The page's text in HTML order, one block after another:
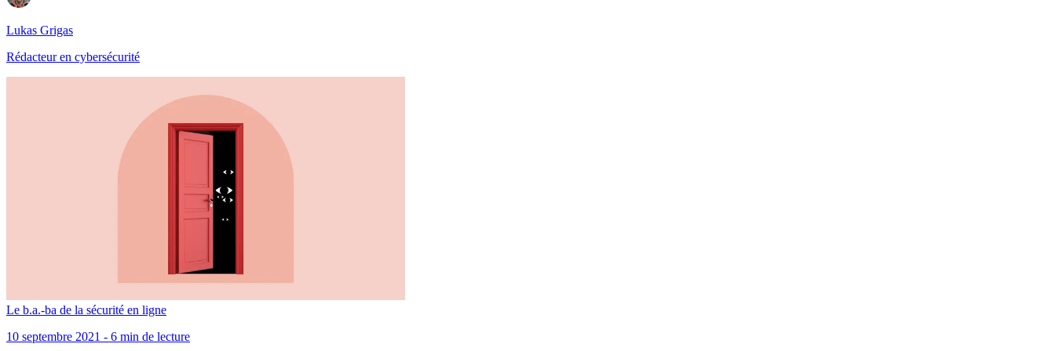
Lukas Grigas
Rédacteur en cybersécurité
Le b.a.-ba de la sécurité en ligne
10 septembre 2021 - 6 min de lecture